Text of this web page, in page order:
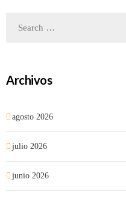
Archivos
agosto 2026
julio 2026
junio 2026